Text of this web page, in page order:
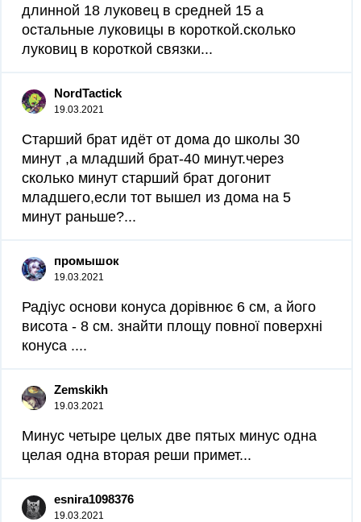
длинной 18 луковец в средней 15 а
остальные луковицы в короткой.сколько
луковиц в короткой связки...
NordTactick
19.03.2021
Старший брат идёт от дома до школы 30
минут ,а младший брат-40 минут.через
сколько минут старший брат догонит
младшего,если тот вышел из дома на 5
минут раньше?...
промышок
19.03.2021
Радіус основи конуса дорівнює 6 см, а його
висота - 8 см. знайти площу повної поверхні
конуса ....
Zemskikh
19.03.2021
Минус четыре целых две пятых минус одна
целая одна вторая реши примет...
esnira1098376
19.03.2021